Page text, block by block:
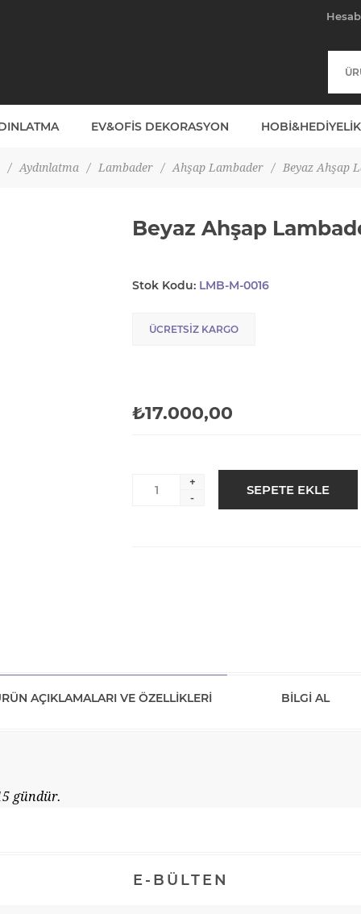
EV&OFIS DEKORASYON
/ Aydınlatma / Lambader / Ahşap Lambader / Beyaz Ahşap
Beyaz Ahşap
Stok Kodu: LMB-M-0016
ÜCRETSIZ KARGO
₺17.000,00
+
-
AÇIKLAMALARI VE ÖZELLIKLERI BILGI AL
gündür.
E-BÜLTEN